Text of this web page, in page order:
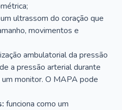
ultrassom do coração que
movimentos e
ambulatorial da pressão
a pressão arterial durante
monitor. O MAPA pode
funciona como um